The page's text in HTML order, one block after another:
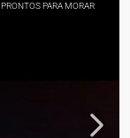
PRONTOS PARA MORAR